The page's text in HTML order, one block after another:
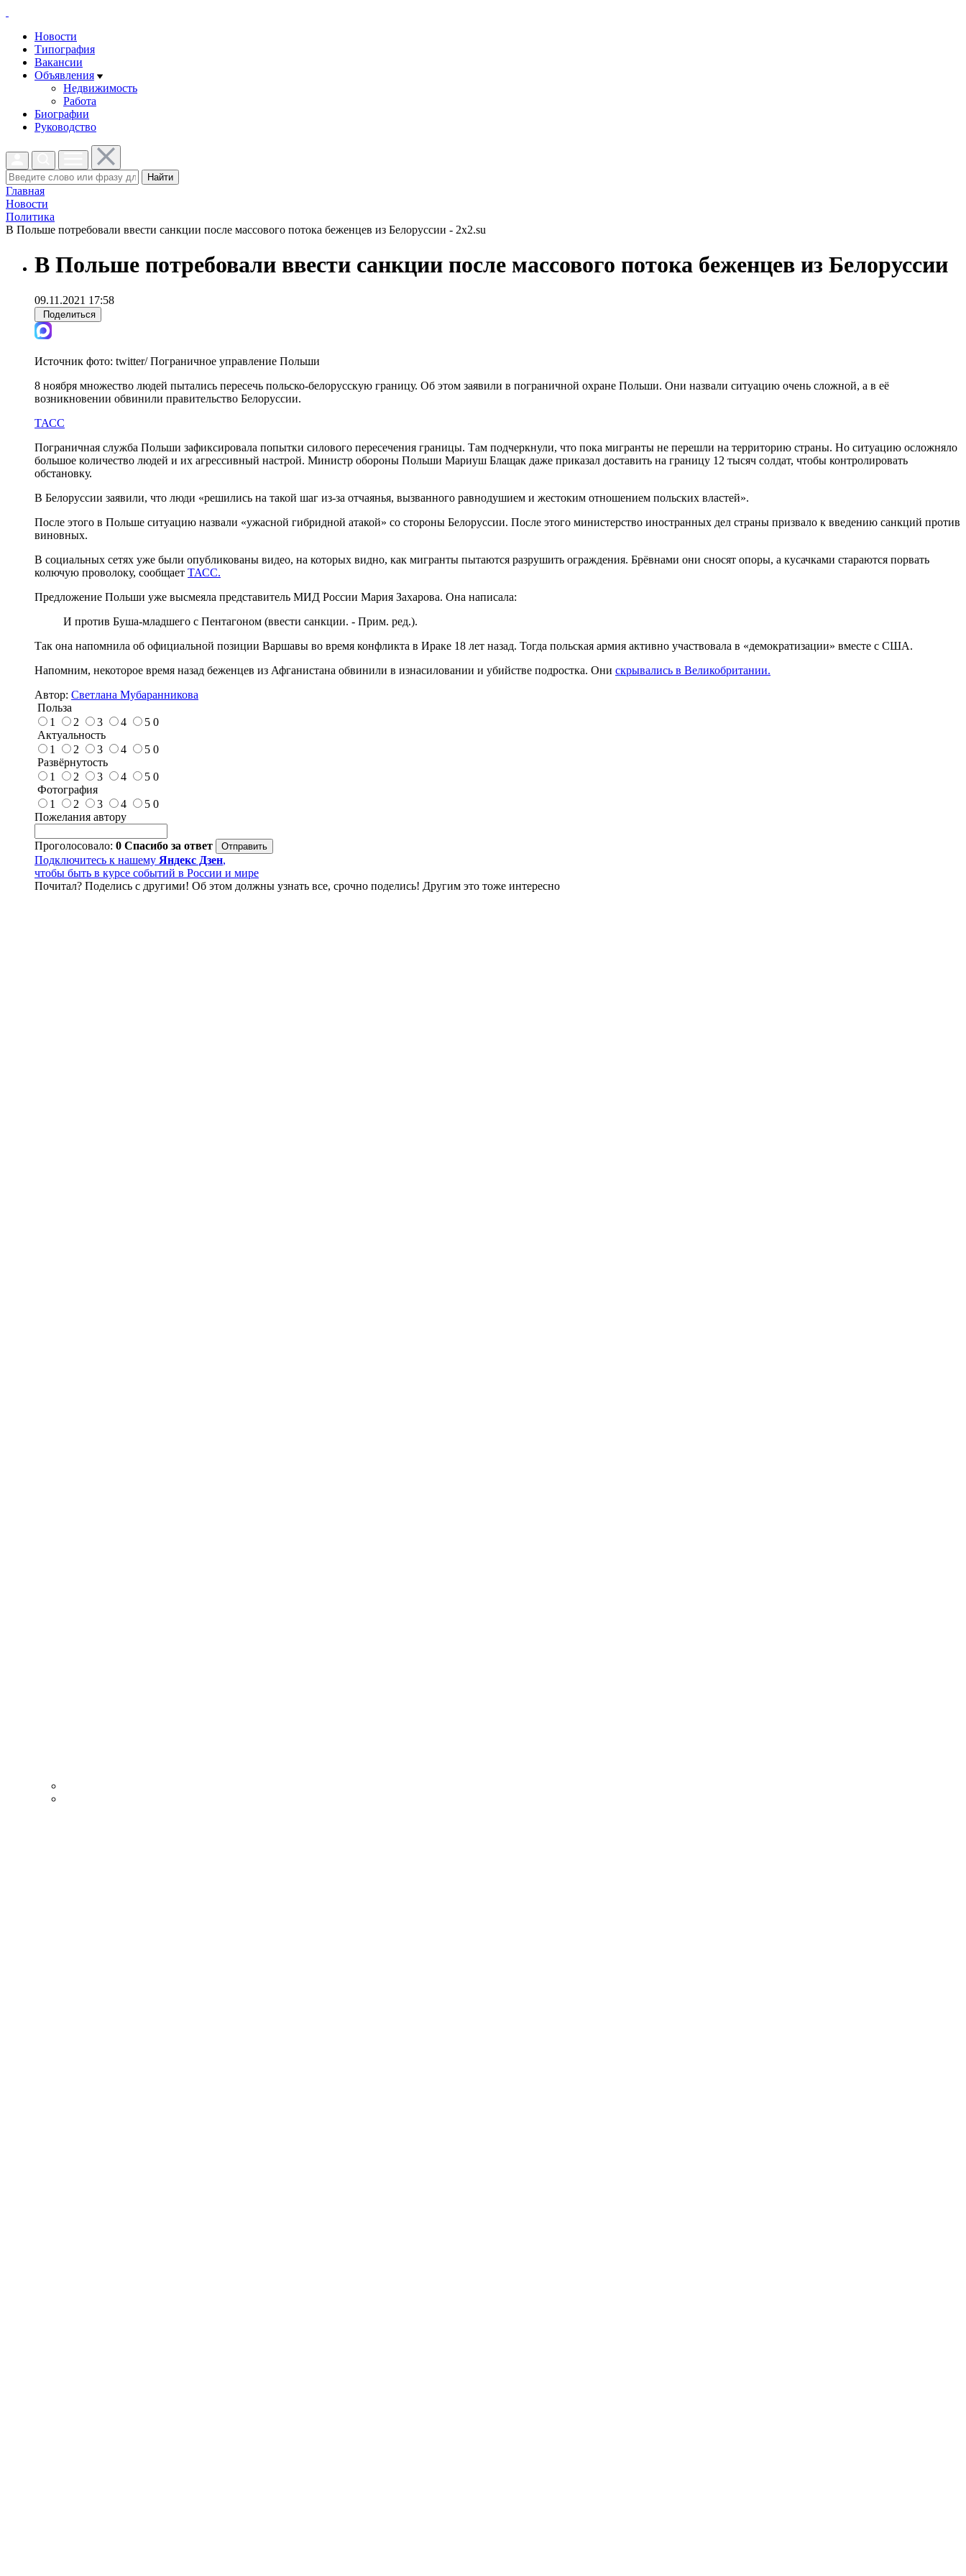
Новости
Типография
Вакансии
Объявления
Недвижимость
Работа
Биографии
Руководство
Найти
Главная
Новости
Политика
В Польше потребовали ввести санкции после массового потока беженцев из Белоруссии - 2x2.su
В Польше потребовали ввести санкции после массового потока беженцев из Белоруссии
09.11.2021 17:58
Поделиться
Источник фото: twitter/ Пограничное управление Польши
8 ноября множество людей пытались пересечь польско-белорусскую границу. Об этом заявили в пограничной охране Польши. Они назвали ситуацию очень сложной, а в её
возникновении обвинили правительство Белоруссии.
ТАСС
Пограничная служба Польши зафиксировала попытки силового пересечения границы. Там подчеркнули, что пока мигранты не перешли на территорию страны. Но ситуацию осложняло
большое количество людей и их агрессивный настрой. Министр обороны Польши Мариуш Блащак даже приказал доставить на границу 12 тысяч солдат, чтобы контролировать
обстановку.
В Белоруссии заявили, что люди «решились на такой шаг из-за отчаянья, вызванного равнодушием и жестоким отношением польских властей».
После этого в Польше ситуацию назвали «ужасной гибридной атакой» со стороны Белоруссии. После этого министерство иностранных дел страны призвало к введению санкций против
виновных.
В социальных сетях уже были опубликованы видео, на которых видно, как мигранты пытаются разрушить ограждения. Брёвнами они сносят опоры, а кусачками стараются порвать
колючую проволоку, сообщает ТАСС.
Предложение Польши уже высмеяла представитель МИД России Мария Захарова. Она написала:
И против Буша-младшего с Пентагоном (ввести санкции. - Прим. ред.).
Так она напомнила об официальной позиции Варшавы во время конфликта в Ираке 18 лет назад. Тогда польская армия активно участвовала в «демократизации» вместе с США.
Напомним, некоторое время назад беженцев из Афганистана обвинили в изнасиловании и убийстве подростка. Они скрывались в Великобритании.
Автор: Светлана Мубаранникова
Польза
1
2 3 4 5 0
Актуальность
1
2 3 4 5 0
Развёрнутость
1
2 3 4 5 0
Фотография
1
2 3 4 5 0
Пожелания автору
Проголосовало: 0 Спасибо за ответ
Подключитесь к нашему Яндекс Дзен,
чтобы быть в курсе событий в России и мире
Почитал? Поделись с другими! Об этом должны узнать все, срочно поделись! Другим это тоже интересно